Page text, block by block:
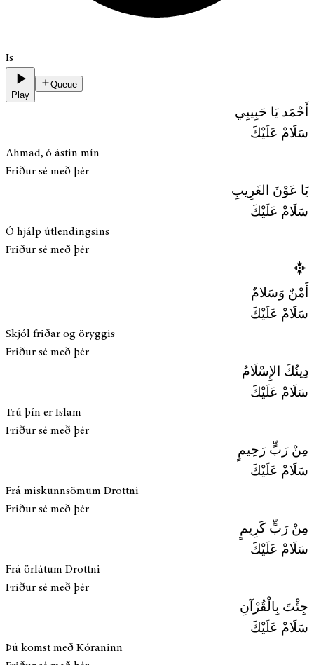
Is
Play
Queue
أَحْمَد يَا حَبِيبِي
سَلَامْ عَلَيْكَ
Ahmad, ó ástin mín
Friður sé með þér
يَا عَوْنَ الغَرِيبِ
سَلَامْ عَلَيْكَ
Ó hjálp útlendingsins
Friður sé með þér
أَمْنٌ وَسَلامٌ
سَلَامْ عَلَيْكَ
Skjól friðar og öryggis
Friður sé með þér
دِينُكَ الإِسْلَامُ
سَلَامْ عَلَيْكَ
Trú þín er Islam
Friður sé með þér
مِنْ رَبٍّ رَحِيمٍ
سَلَامْ عَلَيْكَ
Frá miskunnsömum Drottni
Friður sé með þér
مِنْ رَبٍّ كَرِيمٍ
سَلَامْ عَلَيْكَ
Frá örlátum Drottni
Friður sé með þér
جِئْتَ بِالْقُرْآنِ
سَلَامْ عَلَيْكَ
Þú komst með Kóraninn